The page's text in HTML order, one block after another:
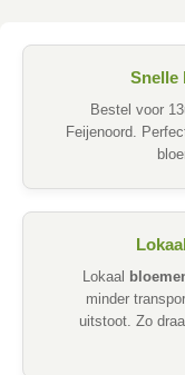
Snelle
Bestel voor
Feijenoord.
Lokaal
minder
uitstoot. Zo